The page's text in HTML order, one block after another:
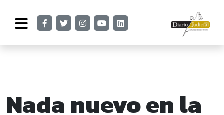
Nada nuevo en la